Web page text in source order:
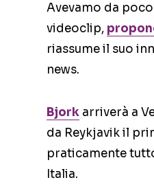
Avevamo da
videoclip,
riassume il suo
news.
Bjork arriverà a
da Reykjavik il
praticamente
Italia.